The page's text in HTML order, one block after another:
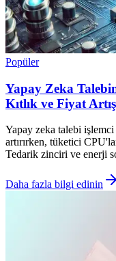
Popüler
Yapay Zeka
Kıtlık ve Fiyat
Yapay zeka talebi
artırırken, tüketici
Tedarik zinciri ve enerji
Daha fazla bilgi edinin